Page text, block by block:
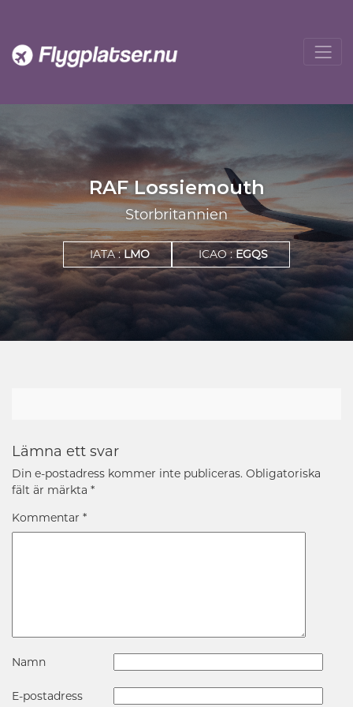
RAF Lossiemouth
Storbritannien
IATA :LMO ICAO :EGQS
Lämna ett svar
Din e-postadress kommer inte publiceras. Obligatoriska
fält är märkta *
Kommentar *
Namn
E-postadress